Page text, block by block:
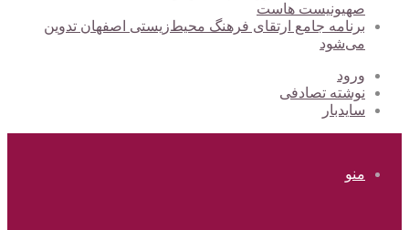
صهیونیست هاست
برنامه جامع ارتقای فرهنگ محیط‌زیستی اصفهان تدوین
می‌شود
ورود
نوشته تصادفی
سایدبار
منو